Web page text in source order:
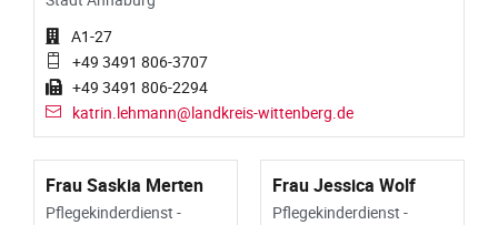
A1-27
+49 3491 806-3707
+49 3491 806-2294
katrin.lehmann@landkreis-wittenberg.de
Frau Saskia Merten
Pflegekinderdienst -
Frau Jessica Wolf
Pflegekinderdienst -